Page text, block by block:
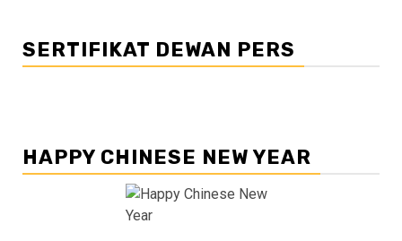
SERTIFIKAT DEWAN PERS
HAPPY CHINESE NEW YEAR